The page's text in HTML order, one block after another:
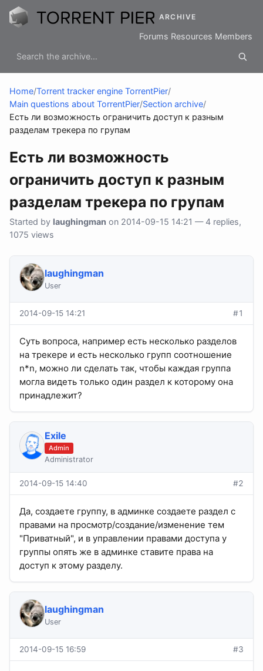
ARCHIVE
Forums Resources Members
Home/Torrent tracker engine TorrentPier/
Main questions about TorrentPier/Section archive/
Есть ли возможность ограничить доступ к разным
разделам трекера по групам
Есть ли возможность
ограничить доступ к разным
разделам трекера по групам
Started by laughingman on 2014-09-15 14:21 — 4 replies,
1075 views
laughingman
User
2014-09-15 14:21 #1
Суть вопроса, например есть несколько разделов
на трекере и есть несколько групп соотношение
n*n, можно ли сделать так, чтобы каждая группа
могла видеть только один раздел к которому она
принадлежит?
Exile
Admin
Administrator
2014-09-15 14:40 #2
Да, создаете группу, в админке создаете раздел с
правами на просмотр/создание/изменение тем
"Приватный", и в управлении правами доступа у
группы опять же в админке ставите права на
доступ к этому разделу.
laughingman
User
2014-09-15 16:59 #3